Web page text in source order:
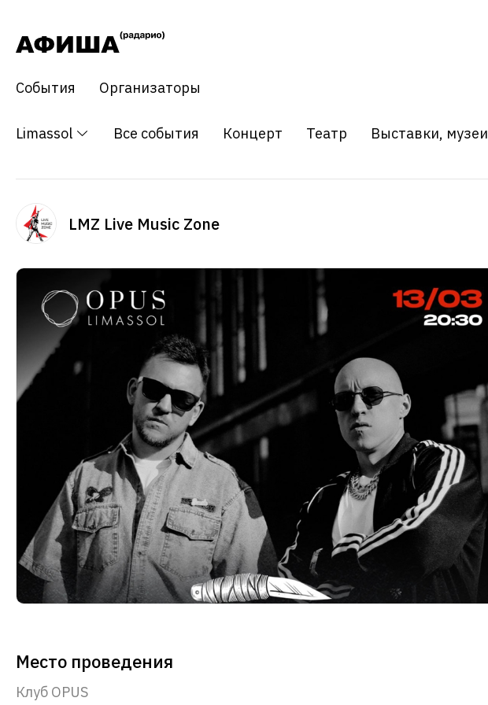
События Организаторы
Limassol Все события Концерт Театр Выставки, музеи
LMZ Live Music Zone
Место проведения
Клуб OPUS